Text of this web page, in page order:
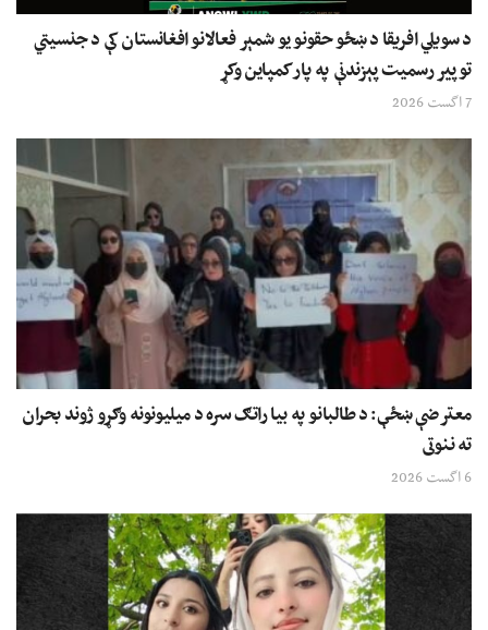
د سویلي افریقا د ښځو حقونو یو شمېر فعالانو افغانستان کې د جنسیتي
توپیر رسمیت پېزندنې په پار کمپاین وکړ
7 اگست 2026
معترضې ښځې: د طالبانو په بیا راتګ سره د میلیونونه وګړو ژوند بحران
ته ننوتی
6 اگست 2026